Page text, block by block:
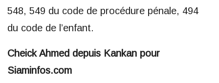
548, 549 du code de procédure pénale, 494
du code de l’enfant.
Cheick Ahmed depuis Kankan pour
Siaminfos.com